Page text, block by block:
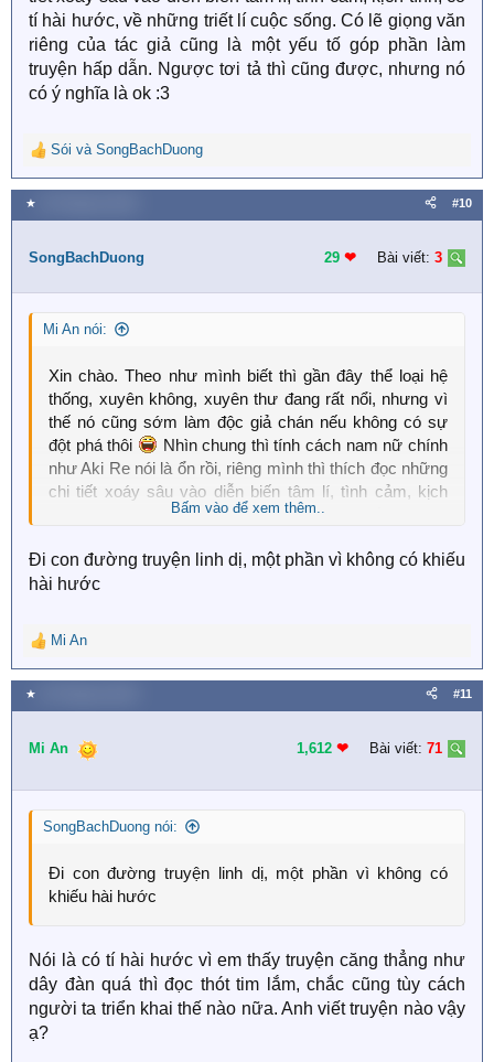
tí hài hước, về những triết lí cuộc sống. Có lẽ giọng văn
riêng của tác giả cũng là một yếu tố góp phần làm
truyện hấp dẫn. Ngược tơi tả thì cũng được, nhưng nó
có ý nghĩa là ok :3
R
e
a
c
i
n
s
Sói và SongBachDuong
★ #10
SongBachDuong 29 ❤︎ Bài viết: 3
Mi An nói:
Xin chào. Theo như mình biết thì gần đây thể loại hệ
thống, xuyên không, xuyên thư đang rất nổi, nhưng vì
thế nó cũng sớm làm độc giả chán nếu không có sự
đột phá thôi
Nhìn chung thì tính cách nam nữ chính
như Aki Re nói là ổn rồi, riêng mình thì thích đọc những
chi tiết xoáy sâu vào diễn biến tâm lí, tình cảm, kịch
tính, có tí hài hước, về những triết lí cuộc sống. Có lẽ
làm truyện hấp dẫn. Ngược tơi tả thì cũng được,
nhưng nó có ý nghĩa là ok: 3
Bấm vào để xem thêm..
Đi con đường truyện linh dị, một phần vì không có khiếu
hài hước
R
e
a
c
i
n
s
Mi An
★ #11
Mi An 1,612 ❤︎ Bài viết: 71
SongBachDuong nói:
Đi con đường truyện linh dị, một phần vì không có
khiếu hài hước
Nói là có tí hài hước vì em thấy truyện căng thẳng như
dây đàn quá thì đọc thót tim lắm, chắc cũng tùy cách
người ta triển khai thế nào nữa. Anh viết truyện nào vậy
ạ?